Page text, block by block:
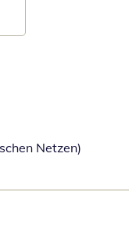
Netzen)